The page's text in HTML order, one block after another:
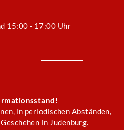
15:00 - 17:00 Uhr
in periodischen Abständen,
in Judenburg.